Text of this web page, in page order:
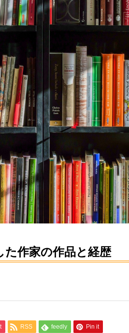
た作家の作品と経歴
RSS feedly Pin it